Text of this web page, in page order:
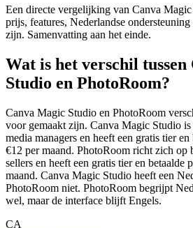
Een directe vergelijking van Canva
prijs, features, Nederlandse
zijn. Samenvatting aan het einde.
Wat is het verschil
Studio en PhotoRoom?
Canva Magic Studio en PhotoRoom
voor gemaakt zijn. Canva Magic Studio is
media managers en heeft een gratis tier
€12 per maand. PhotoRoom richt zich op
sellers en heeft een gratis tier en betaalde
maand. Canva Magic Studio heeft een
PhotoRoom niet. PhotoRoom begrijpt
wel, maar de interface blijft Engels.
CA